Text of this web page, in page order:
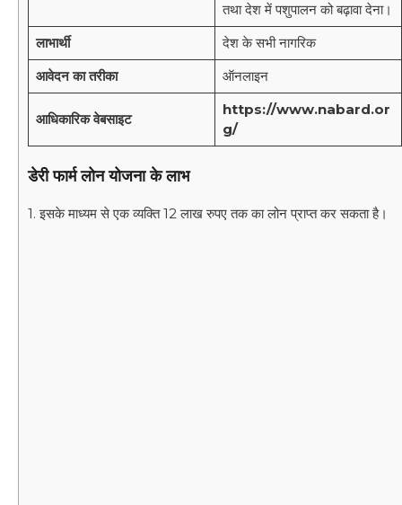
तथा देश में पशुपालन को बढ़ावा देना।
लाभार्थी
देश के सभी नागरिक
आवेदन का तरीका
ऑनलाइन
आधिकारिक वेबसाइट
https://www.nabard.or
g/
डेरी फार्म लोन योजना के लाभ
1. इसके माध्यम से एक व्यक्ति 12 लाख रुपए तक का लोन प्राप्त कर सकता है।